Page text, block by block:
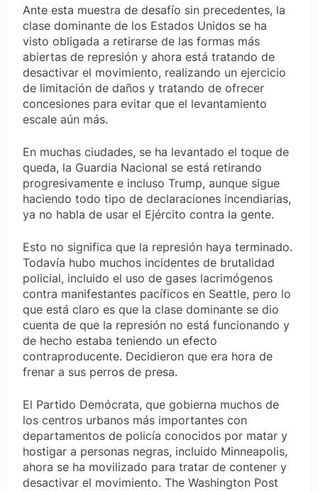
Ante esta muestra de desafío sin precedentes, la
clase dominante de los Estados Unidos se ha
visto obligada a retirarse de las formas más
abiertas de represión y ahora está tratando de
desactivar el movimiento, realizando un ejercicio
de limitación de daños y tratando de ofrecer
concesiones para evitar que el levantamiento
escale aún más.
En muchas ciudades, se ha levantado el toque de
queda, la Guardia Nacional se está retirando
progresivamente e incluso Trump, aunque sigue
haciendo todo tipo de declaraciones incendiarias,
ya no habla de usar el Ejército contra la gente.
Esto no significa que la represión haya terminado.
Todavía hubo muchos incidentes de brutalidad
policial, incluido el uso de gases lacrimógenos
contra manifestantes pacíficos en Seattle, pero lo
que está claro es que la clase dominante se dio
cuenta de que la represión no está funcionando y
de hecho estaba teniendo un efecto
contraproducente. Decidieron que era hora de
frenar a sus perros de presa.
El Partido Demócrata, que gobierna muchos de
los centros urbanos más importantes con
departamentos de policía conocidos por matar y
hostigar a personas negras, incluido Minneapolis,
ahora se ha movilizado para tratar de contener y
desactivar el movimiento. The Washington Post